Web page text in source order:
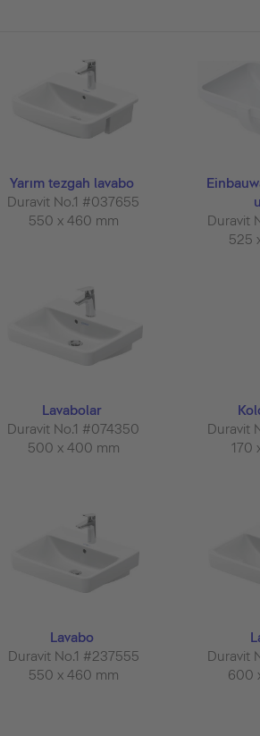
Yarım tezgah lavabo
Duravit No.1 #037655
550 x 460 mm
Duravit
525
Lavabolar
Duravit No.1 #074350
500 x 400 mm
Duravit
170
Lavabo
Duravit No.1 #237555
550 x 460 mm
Duravit
600